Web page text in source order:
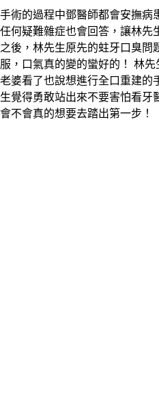
手術的過程中鄧醫師都會安撫病
任何疑難雜症也會回答，讓林先
之後，林先生原先的蛀牙口臭問
服，口氣真的變的蠻好的！ 林
老婆看了也說想進行全口重建的
生覺得勇敢站出來不要害怕看牙
會不會真的想要去踏出第一步！